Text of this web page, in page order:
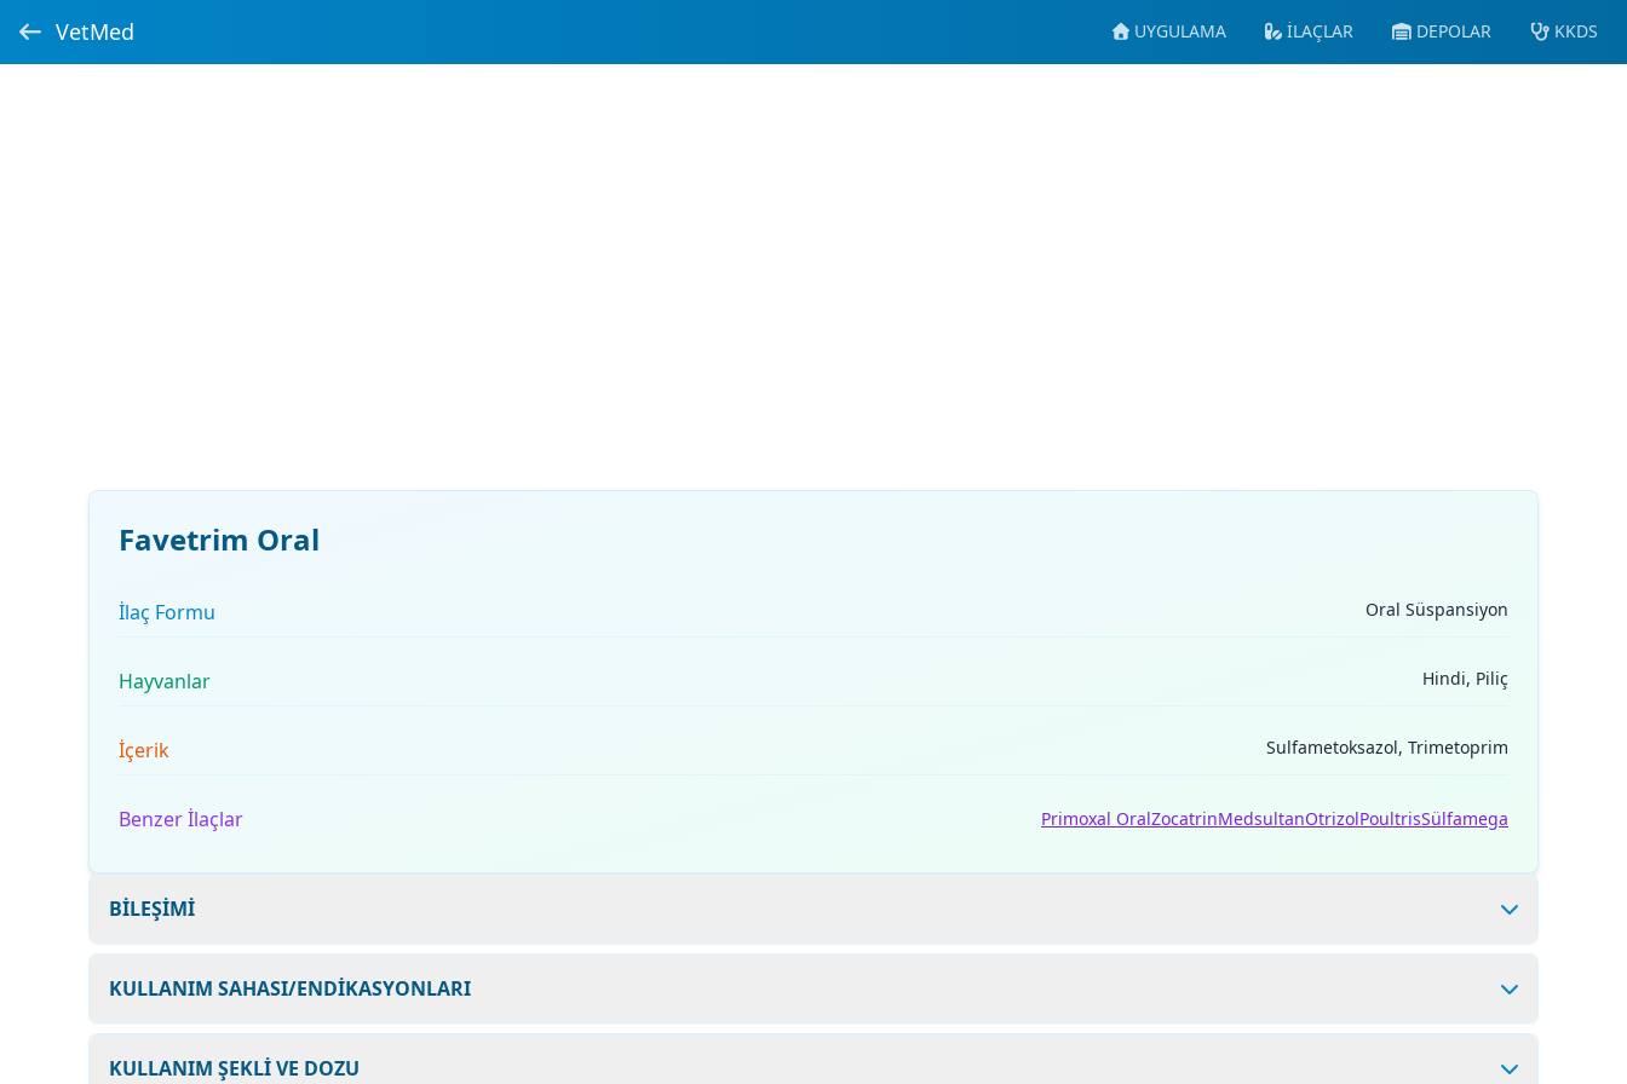
VetMed UYGULAMA İLAÇLAR DEPOLAR KKDS
Favetrim Oral
İlaç Formu Oral Süspansiyon
Hayvanlar Hindi, Piliç
İçerik Sulfametoksazol, Trimetoprim
Benzer İlaçlar Primoxal OralZocatrinMedsultanOtrizolPoultrisSülfamega
BİLEŞİMİ
KULLANIM SAHASI/ENDİKASYONLARI
KULLANIM ŞEKLİ VE DOZU